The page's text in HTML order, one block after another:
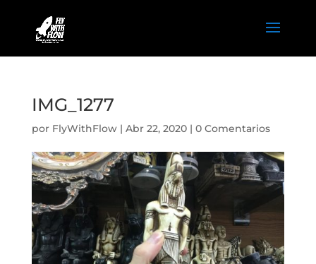
IMG_1277
por FlyWithFlow| Abr 22, 2020| 0 Comentarios